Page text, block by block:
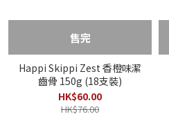
售完
Happi Skippi Zest 香橙味潔
齒骨 150g (18支裝)
HK$60.00
HK$76.00